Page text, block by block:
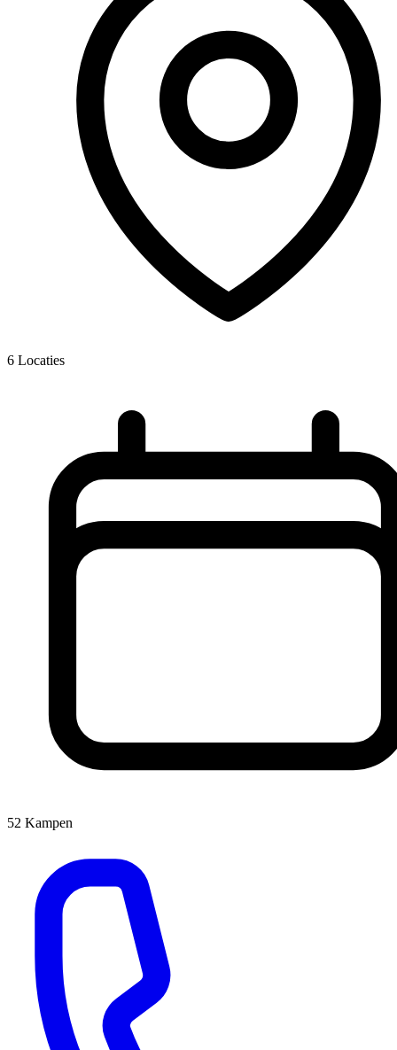
6 Locaties
52 Kampen